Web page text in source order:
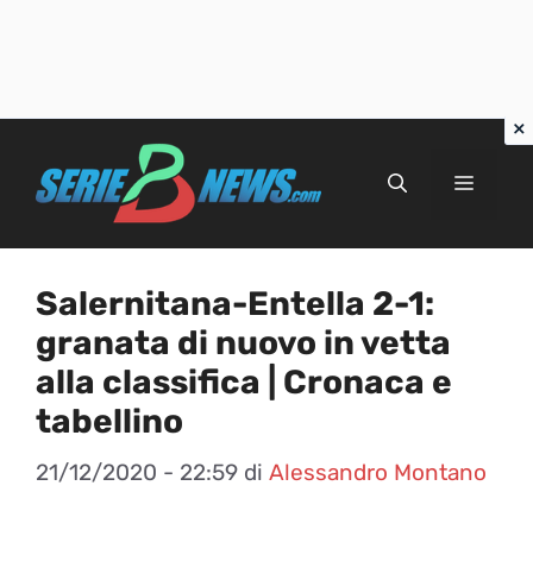
Menu
Salernitana-Entella 2-1:
granata di nuovo in vetta
alla classifica | Cronaca e
tabellino
21/12/2020 - 22:59 di Alessandro Montano